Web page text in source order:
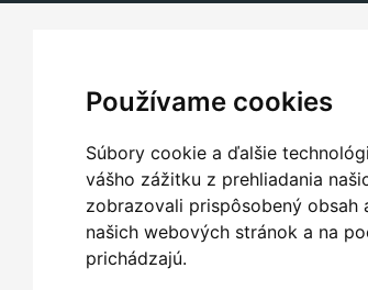
Používame cookies
Súbory cookie a ďalšie
vášho zážitku z prehliadania
zobrazovali prispôsobený obsah
našich webových stránok a na
prichádzajú.
Kontakty